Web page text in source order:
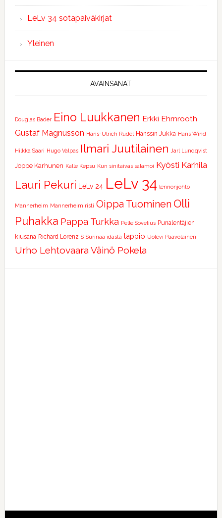
LeLv 34 sotapäiväkirjat
Yleinen
AVAINSANAT
Douglas Bader Eino Luukkanen Erkki Ehrnrooth
Gustaf Magnusson Hans-Ulrich Rudel Hanssin Jukka Hans Wind
Hilkka Saari Hugo Valpas Ilmari Juutilainen Jarl Lundqvist
Joppe Karhunen Kalle Kepsu Kun sinitaivas salamoi Kyösti Karhila
Lauri Pekuri LeLv 24 LeLv 34 lennonjohto
Mannerheim Mannerheim risti Oippa Tuominen Olli
Puhakka Pappa Turkka Pelle Sovelius Punalentäjien
kiusana Richard Lorenz S Surinaa idästä tappio Uolevi Paavolainen
Urho Lehtovaara Väinö Pokela